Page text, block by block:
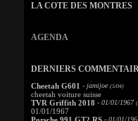
LA COTE DES MONTRES
AGENDA
DERNIERS
Cheetah G601 - jamijoe (5/04)
cheetah voiture suisse
TVR Griffith 2018 - 01/01/1967
01/01/1967
- 01/01/